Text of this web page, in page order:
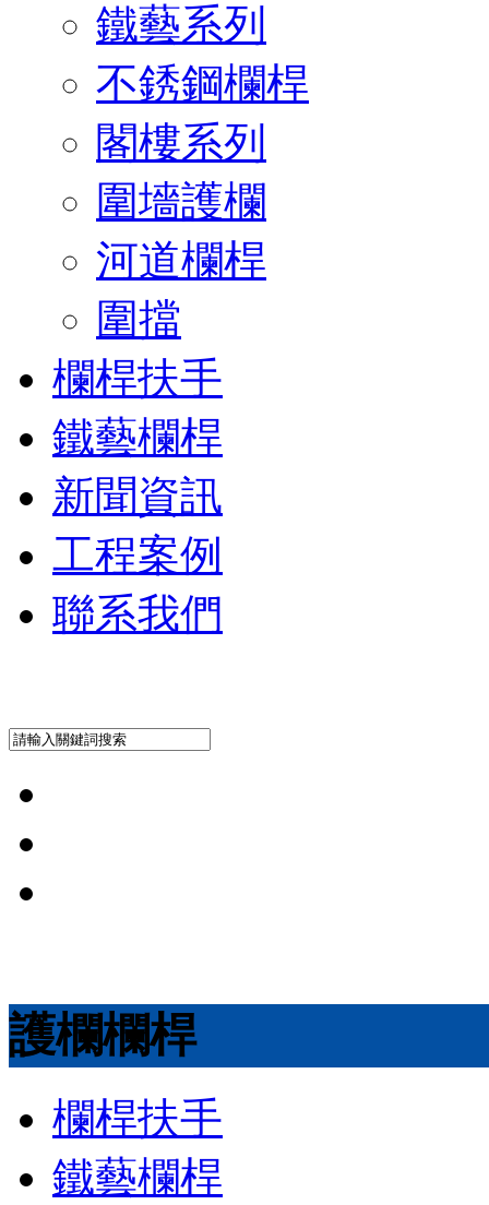
鐵藝系列
不銹鋼欄桿
閣樓系列
圍墻護欄
河道欄桿
圍擋
欄桿扶手
鐵藝欄桿
新聞資訊
工程案例
聯系我們
護欄欄桿
欄桿扶手
鐵藝欄桿